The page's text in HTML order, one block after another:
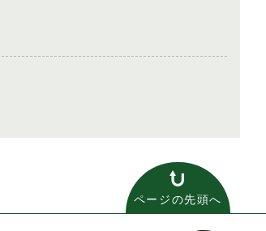
ページの先頭へ